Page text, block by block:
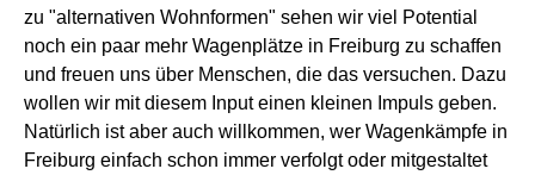
zu "alternativen Wohnformen" sehen wir viel Potential
noch ein paar mehr Wagenplätze in Freiburg zu schaffen
und freuen uns über Menschen, die das versuchen. Dazu
wollen wir mit diesem Input einen kleinen Impuls geben.
Natürlich ist aber auch willkommen, wer Wagenkämpfe in
Freiburg einfach schon immer verfolgt oder mitgestaltet